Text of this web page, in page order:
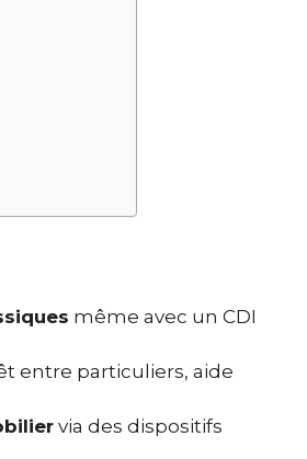
même avec un CDI
entre particuliers, aide
via des dispositifs